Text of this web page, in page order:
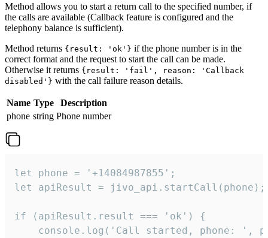
Method allows you to start a return call to the specified number, if
the calls are available (Callback feature is configured and the
telephony balance is sufficient).
Method returns {result: 'ok'} if the phone number is in the
correct format and the request to start the call can be made.
Otherwise it returns {result: 'fail', reason: 'Callback
disabled'} with the call failure reason details.
Name Type
Description
phone string Phone number
let phone = '+14084987855';
let apiResult = jivo_api.startCall(phone);
if (apiResult.result === 'ok') {
console.log('Call started, phone: ',